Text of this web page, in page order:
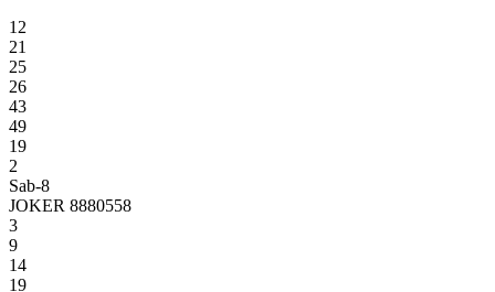
12
21
25
26
43
49
19
2
Sab-8
JOKER 8880558
3
9
14
19